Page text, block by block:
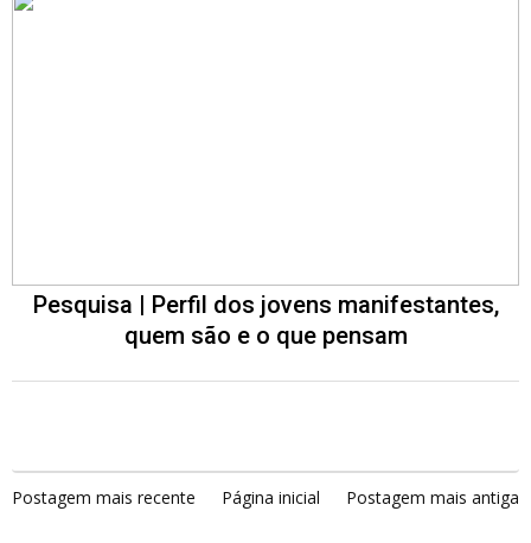
Pesquisa | Perfil dos jovens manifestantes,
quem são e o que pensam
Postagem mais recente Página inicial Postagem mais antiga